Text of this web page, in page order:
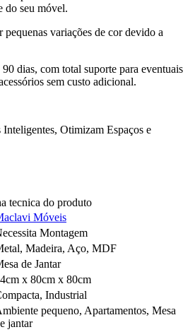
do seu móvel.
pequenas variações de cor devido a
dias, com total suporte para eventuais
sem custo adicional.
Otimizam Espaços e
tecnica do produto
Móveis
Montagem
Madeira, Aço, MDF
de Jantar
x 80cm x 80cm
Industrial
pequeno, Apartamentos, Mesa
jantar